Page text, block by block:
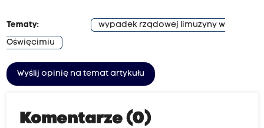
Tematy:
wypadek rządowej limuzyny w
Oświęcimiu
Wyślij opinię na temat artykułu
Komentarze (0)